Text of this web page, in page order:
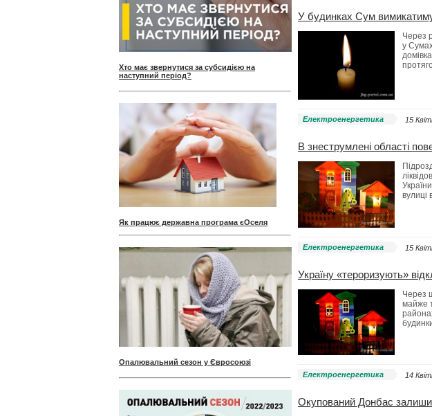
Хто має звернутися за субсидією на
наступний період?
Як працює державна програма єОселя
Опалювальний сезон у Євросоюзі
У будинках Сум
Через
у
Електроенергетика 15
В знеструмлені області
вулиці
Електроенергетика 15
Україну «тероризують»
Через
майже
Електроенергетика 14
Окупований Донбас